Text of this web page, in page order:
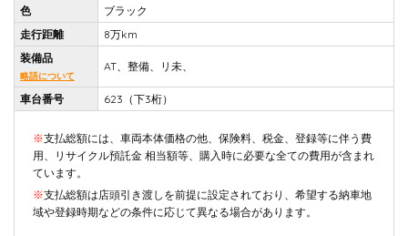
色
ブラック
走行距離
8万km
装備品
略語について
AT、整備、リ未、
車台番号 623（下3桁）
※支払総額には、車両本体価格の他、保険料、税金、登録等に伴う費
用、リサイクル預託金 相当額等、購入時に必要な全ての費用が含まれ
ています。
※支払総額は店頭引き渡しを前提に設定されており、希望する納車地
域や登録時期などの条件に応じて異なる場合があります。